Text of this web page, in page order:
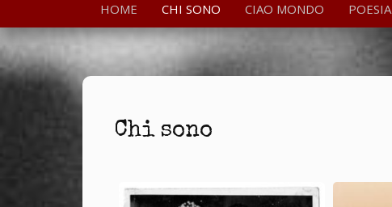
HOME CHI SONO CIAO MONDO POESIA
Chi sono